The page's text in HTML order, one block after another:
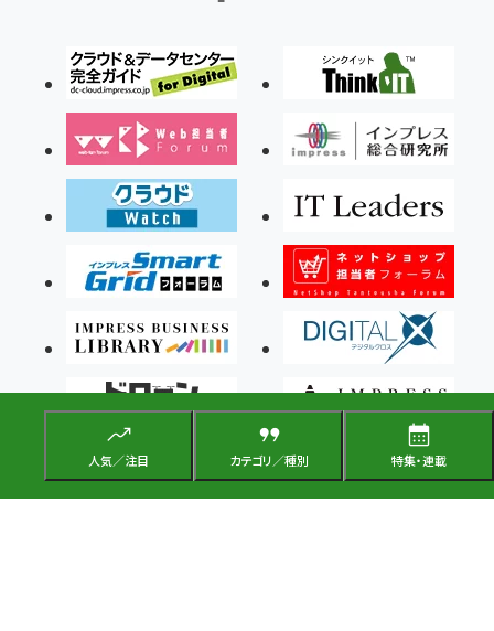
人気／注目 カテゴリ／種別 特集・連載